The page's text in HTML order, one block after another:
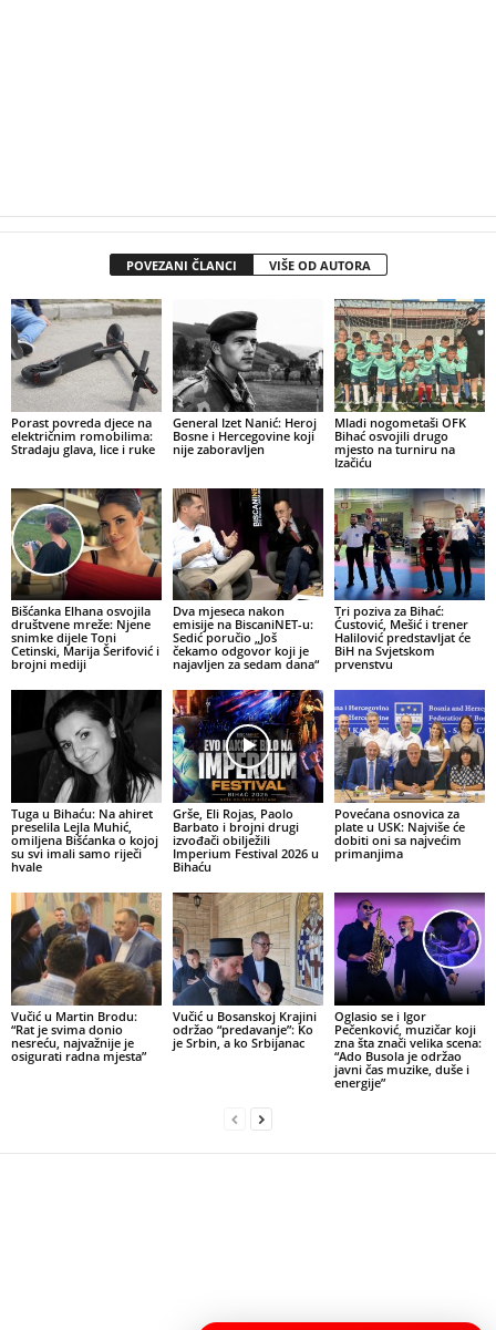
POVEZANI ČLANCI VIŠE OD AUTORA
Porast povreda djece na
električnim romobilima:
Stradaju glava, lice i ruke
General Izet Nanić: Heroj
Bosne i Hercegovine koji
nije zaboravljen
Mladi nogometaši OFK
Bihać osvojili drugo
mjesto na turniru na
Izačiću
Bišćanka Elhana osvojila
društvene mreže: Njene
snimke dijele Toni
Cetinski, Marija Šerifović i
brojni mediji
Dva mjeseca nakon
emisije na BiscaniNET-u:
Sedić poručio „Još
čekamo odgovor koji je
najavljen za sedam dana“
Tri poziva za Bihać:
Ćustović, Mešić i trener
Halilović predstavljat će
BiH na Svjetskom
prvenstvu
Tuga u Bihaću: Na ahiret
preselila Lejla Muhić,
omiljena Bišćanka o kojoj
su svi imali samo riječi
hvale
Grše, Eli Rojas, Paolo
Barbato i brojni drugi
izvođači obilježili
Imperium Festival 2026 u
Bihaću
Povećana osnovica za
plate u USK: Najviše će
dobiti oni sa najvećim
primanjima
Vučić u Martin Brodu:
“Rat je svima donio
nesreću, najvažnije je
osigurati radna mjesta”
Vučić u Bosanskoj Krajini
održao “predavanje”: Ko
je Srbin, a ko Srbijanac
Oglasio se i Igor
Pečenković, muzičar koji
zna šta znači velika scena:
“Ado Busola je održao
javni čas muzike, duše i
energije”